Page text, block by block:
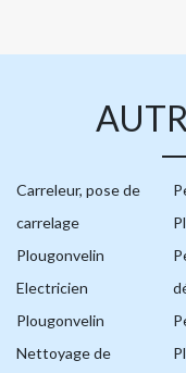
Carreleur, pose de
carrelage
Plougonvelin
Electricien
Plougonvelin
Nettoyage de